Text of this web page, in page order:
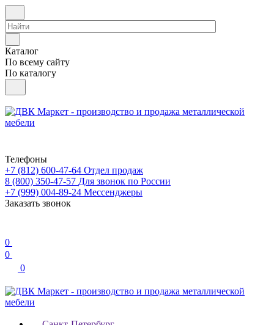
Каталог
По всему сайту
По каталогу
Телефоны
+7 (812) 600-47-64 Отдел продаж
8 (800) 350-47-57 Для звонок по России
+7 (999) 004-89-24 Мессенджеры
Заказать звонок
0
0
0